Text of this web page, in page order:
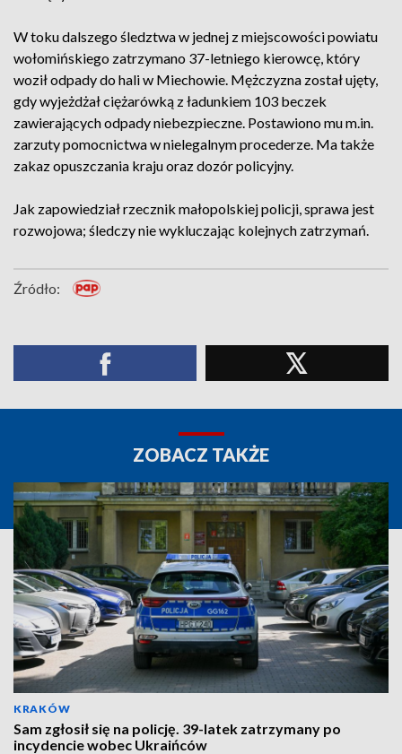
W toku dalszego śledztwa w jednej z miejscowości powiatu
wołomińskiego zatrzymano 37-letniego kierowcę, który
woził odpady do hali w Miechowie. Mężczyzna został ujęty,
gdy wyjeżdżał ciężarówką z ładunkiem 103 beczek
zawierających odpady niebezpieczne. Postawiono mu m.in.
zarzuty pomocnictwa w nielegalnym procederze. Ma także
zakaz opuszczania kraju oraz dozór policyjny.
Jak zapowiedział rzecznik małopolskiej policji, sprawa jest
rozwojowa; śledczy nie wykluczając kolejnych zatrzymań.
Źródło:
ZOBACZ TAKŻE
KRAKÓW
Sam zgłosił się na policję. 39-latek zatrzymany po
incydencie wobec Ukraińców